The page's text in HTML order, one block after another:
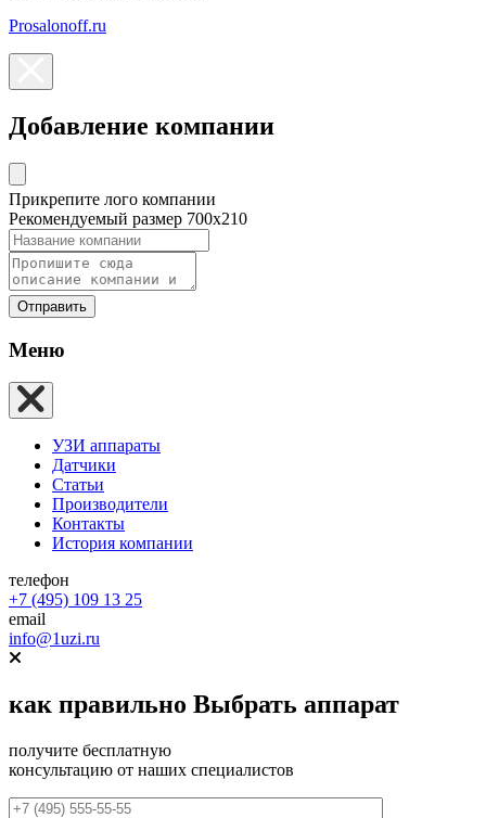
Prosalonoff.ru
Добавление компании
Прикрепите лого компании
Рекомендуемый размер 700х210
Отправить
Меню
УЗИ аппараты
Датчики
Статьи
Производители
Контакты
История компании
телефон
+7 (495) 109 13 25
email
info@1uzi.ru
как правильно Выбрать аппарат
получите бесплатную
консультацию от наших специалистов